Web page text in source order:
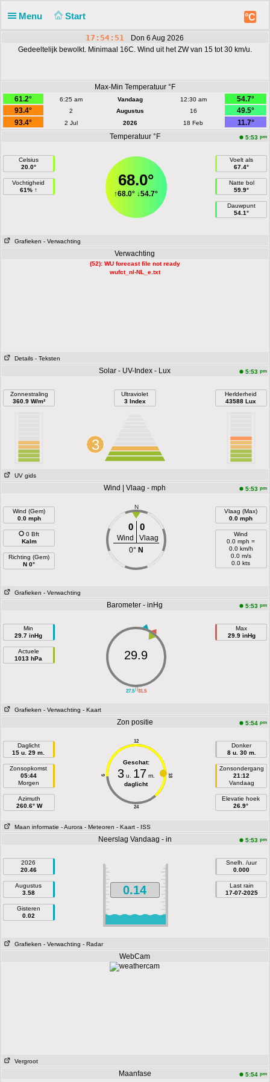
Menu Start °C
17:54:51
Don 6 Aug 2026
Gedeeltelijk bewolkt. Minimaal 16C. Wind uit het ZW van 15 tot 30 km/u.
Max-Min Temperatuur °F
61.2°
6:25 am Vandaag 12:30 am
54.7°
93.4°
2 Augustus 16
49.5°
93.4°
2 Jul 2026 18 Feb
11.7°
Temperatuur °F
5:53 pm
Celsius
20.0°
Vochtigheid
61% ↑
68.0°
↑68.0° ↓54.7°
Voelt als
67.4°
Natte bol
59.9°
Dauwpunt
54.1°
Grafieken - Verwachting
Verwachting
(52): WU forecast file not ready
wufct_nl-NL_e.txt
Details - Teksten
Solar - UV-Index - Lux 5:53 pm
Zonnestraling
360.9 W/m²
Ultraviolet
3 Index
3
Herlderheid
43588 Lux
UV gids
Wind | Vlaag - mph 5:53 pm
Wind (Gem)
0.0 mph
0 Bft
Kalm
Richting (Gem)
N 0°
N
0 0
Wind
Vlaag
0° N
Vlaag (Max)
0.0 mph
Wind
0.0 mph =
0.0 km/h
0.0 m/s
0.0 kts
Grafieken - Verwachting
Barometer - inHg 5:53 pm
Min
29.7 inHg
Actuele
1013 hPa
||
27.5 31.5
29.9
Max
29.9 inHg
Grafieken - Verwachting - Kaart
Zon positie 5:54 pm
Daglicht
15 u. 29 m.
Zonsopkomst
05:44
Morgen
Azimuth
260.6° W
12
24
6 18
Geschat:
3u. 17 m.
daglicht
Donker
8 u. 30 m.
Zonsondergang
21:12
Vandaag
Elevatie hoek
26.9°
Maan informatie - Aurora - Meteoren - Kaart - ISS
Neerslag Vandaag - in 5:53 pm
2026
20.46
Augustus
3.58
Gisteren
0.02
0.14
Snelh. /uur
0.000
Last rain
17-07-2025
Grafieken - Verwachting - Radar
WebCam
Vergroot
Maanfase 5:54 pm